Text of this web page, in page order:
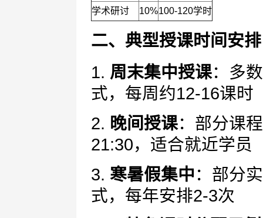
学术研讨
10%100-120学时
二、典型授课时间安排
1. 周末集中授课：多
式，每周约12-16课时
2. 晚间授课：部分课
21:30，适合就近学员
3. 寒暑假集中 ：部分
式，每年安排2-3次